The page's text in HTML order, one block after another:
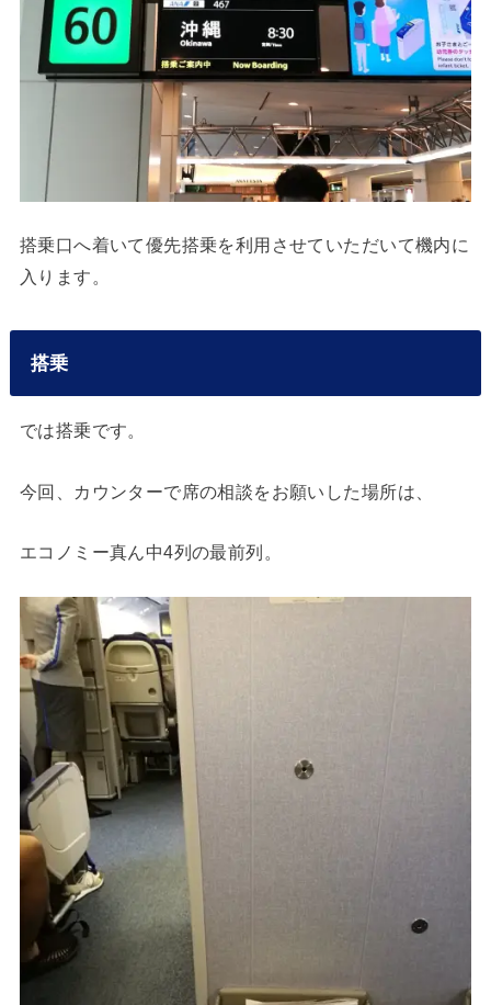
搭乗口へ着いて優先搭乗を利用させていただいて機内に
入ります。
搭乗
では搭乗です。
今回、カウンターで席の相談をお願いした場所は、
エコノミー真ん中4列の最前列。